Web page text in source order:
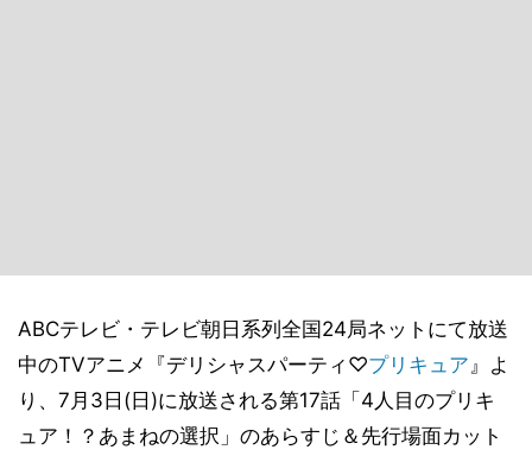
ABCテレビ・テレビ朝日系列全国24局ネットにて放送
中のTVアニメ『デリシャスパーティ♡プリキュア』よ
り、7月3日(日)に放送される第17話「4人目のプリキ
ュア！？あまねの選択」のあらすじ＆先行場面カット